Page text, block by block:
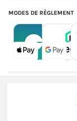
MODES DE RÈGLEMENT